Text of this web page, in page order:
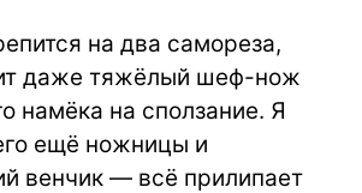
на два самореза,
даже тяжёлый шеф-нож
намёка на сползание. Я
ещё ножницы и
венчик — всё прилипает